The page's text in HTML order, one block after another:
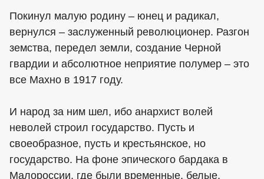
Покинул малую родину – юнец и радикал,
вернулся – заслуженный революционер. Разгон
земства, передел земли, создание Черной
гвардии и абсолютное неприятие полумер – это
все Махно в 1917 году.
И народ за ним шел, ибо анархист волей
неволей строил государство. Пусть и
своеобразное, пусть и крестьянское, но
государство. На фоне эпического бардака в
Малороссии, где были временные, белые,